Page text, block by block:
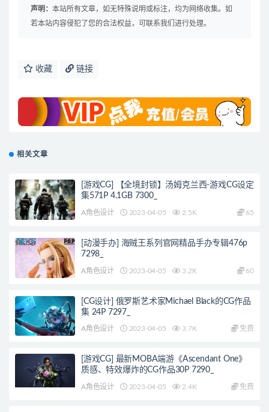
声明： 本站所有文章，如无特殊说明或标注，均为网络收集。如
若本站内容侵犯了您的合法权益，可联系我们进行处理。
收藏 链接
相关文章
[游戏CG] 【全境封锁】汤姆克兰西-游戏CG设定
集571P 4.1GB 7300_
A角色设计 2023-04-05 2.5K 65
[动漫手办] 海贼王系列官网精品手办专辑476p
7298_
A角色设计 2023-04-05 3.2K 60
[CG设计] 俄罗斯艺术家Michael Black的CG作品
集 24P 7297_
A角色设计 2023-04-05 3.7K 免费
[游戏CG] 最新MOBA端游《Ascendant One》
质感、特效爆炸的CG作品30P 7290_
A角色设计 2023-04-05 2.4K 免费